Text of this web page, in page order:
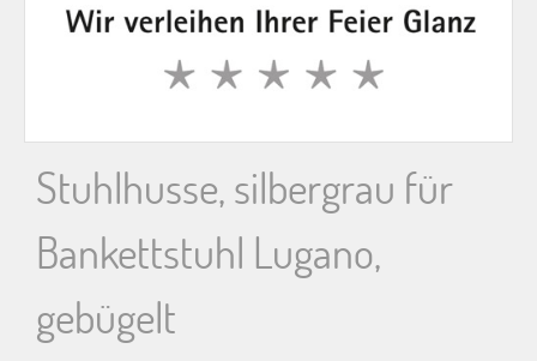
h
Stuhlhusse, silbergrau für
Bankettstuhl Lugano,
gebügelt